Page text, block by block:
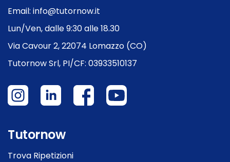
Email: info@tutornow.it
Lun/Ven, dalle 9:30 alle 18.30
Via Cavour 2, 22074 Lomazzo (CO)
Tutornow Srl, PI/CF: 03933510137
Tutornow
Trova Ripetizioni